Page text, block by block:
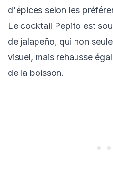
d'épices selon les
Le cocktail Pepito est
de jalapeño, qui non
visuel, mais rehausse
de la boisson.